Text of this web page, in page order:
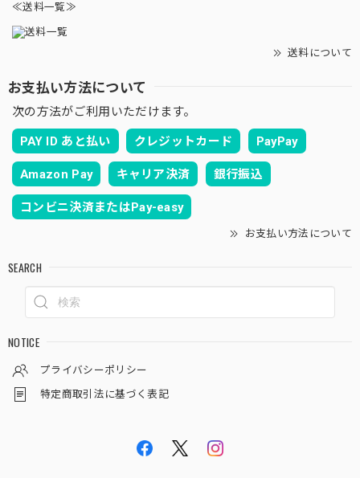
≪送料一覧≫
送料について
お支払い方法について
次の方法がご利用いただけます。
PAY ID あと払い クレジットカード PayPay
Amazon Pay キャリア決済 銀行振込
コンビニ決済またはPay-easy
お支払い方法について
SEARCH
NOTICE
プライバシーポリシー
特定商取引法に基づく表記